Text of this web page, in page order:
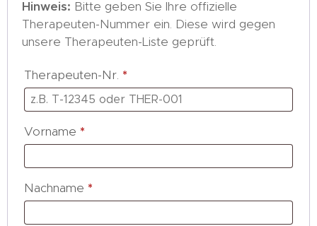
Hinweis: Bitte geben Sie Ihre offizielle
Therapeuten-Nummer ein. Diese wird gegen
unsere Therapeuten-Liste geprüft.
Therapeuten-Nr. *
Vorname *
Nachname *